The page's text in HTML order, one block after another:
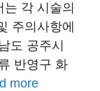
각 시술의
주의사항에
도 공주시
반영구 화
more